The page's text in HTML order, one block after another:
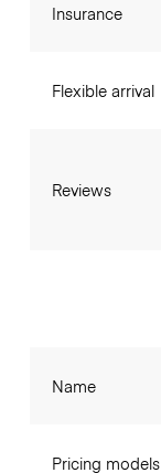
Insurance
Flexible arrival
Reviews
Name
Pricing models